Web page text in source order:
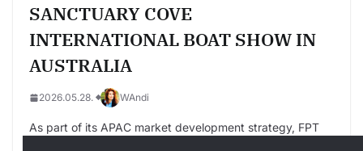
SANCTUARY COVE
INTERNATIONAL BOAT SHOW IN
AUSTRALIA
2026.05.28. WAndi
As part of its APAC market development strategy, FPT